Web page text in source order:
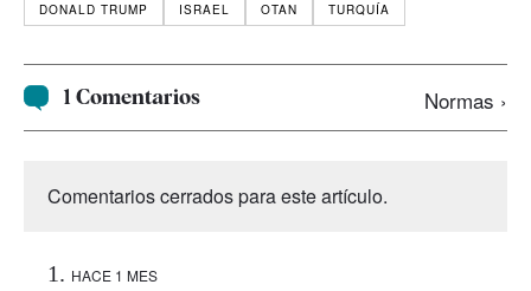
DONALD TRUMP ISRAEL OTAN TURQUÍA
1 Comentarios Normas ›
Comentarios cerrados para este artículo.
HACE 1 MES